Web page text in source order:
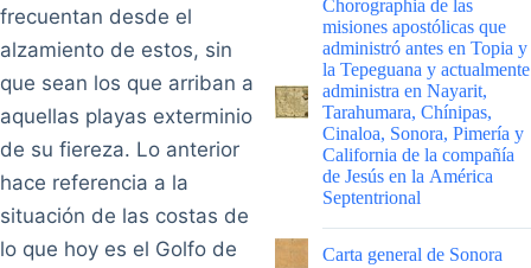
frecuentan desde el
alzamiento de estos, sin
que sean los que arriban a
aquellas playas exterminio
de su fiereza. Lo anterior
hace referencia a la
situación de las costas de
lo que hoy es el Golfo de
Chorographia de las
misiones apostólicas que
administró antes en Topia y
la Tepeguana y actualmente
administra en Nayarit,
Tarahumara, Chínipas,
Cinaloa, Sonora, Pimería y
California de la compañía
de Jesús en la América
Septentrional
Carta general de Sonora